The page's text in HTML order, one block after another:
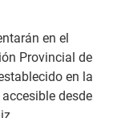
en el
Provincial de
en la
desde